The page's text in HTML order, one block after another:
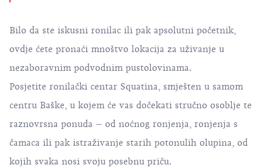
Bilo da ste iskusni ronilac ili pak apsolutni početnik,
ovdje ćete pronaći mnoštvo lokacija za uživanje u
nezaboravnim podvodnim pustolovinama.
Posjetite ronilački centar Squatina, smješten u samom
centru Baške, u kojem će vas dočekati stručno osoblje te
raznovrsna ponuda – od noćnog ronjenja, ronjenja s
čamaca ili pak istraživanje starih potonulih olupina, od
kojih svaka nosi svoju posebnu priču.